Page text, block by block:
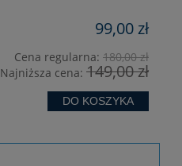
99,00 zł
Cena regularna: 180,00 zł
Najniższa cena: 149,00 zł
DO KOSZYKA